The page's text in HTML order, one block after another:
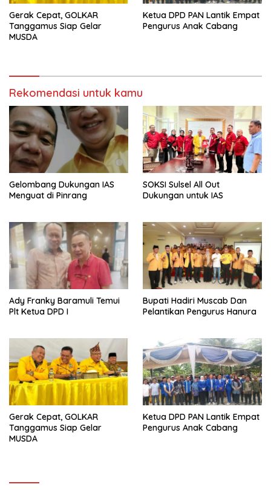
Gerak Cepat, GOLKAR
Tanggamus Siap Gelar
MUSDA
Ketua DPD PAN Lantik Empat
Pengurus Anak Cabang
Rekomendasi untuk kamu
Gelombang Dukungan IAS
Menguat di Pinrang
SOKSI Sulsel All Out
Dukungan untuk IAS
Ady Franky Baramuli Temui
Plt Ketua DPD I
Bupati Hadiri Muscab Dan
Pelantikan Pengurus Hanura
Gerak Cepat, GOLKAR
Tanggamus Siap Gelar
MUSDA
Ketua DPD PAN Lantik Empat
Pengurus Anak Cabang